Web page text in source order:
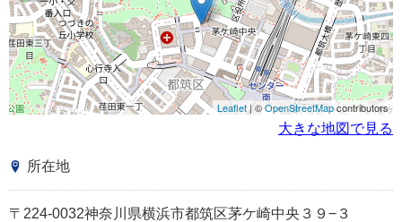
Leaflet| ©OpenStreetMapcontributors
大きな地図で見る
所在地
〒224-0032神奈川県横浜市都筑区茅ケ崎中央３９−３